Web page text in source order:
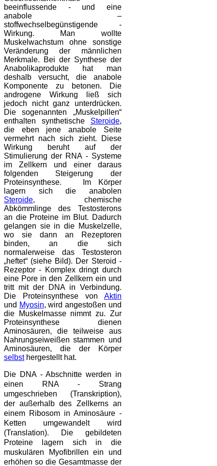
beeinflussende - und eine
anabole –
stoffwechselbegünstigende -
Wirkung. Man wollte
Muskelwachstum ohne sonstige
Veränderung der männlichen
Merkmale. Bei der Synthese der
Anabolikaprodukte hat man
deshalb versucht, die anabole
Komponente zu betonen. Die
androgene Wirkung ließ sich
jedoch nicht ganz unterdrücken.
Die sogenannten „Muskelpillen“
enthalten synthetische Steroide,
die eben jene anabole Seite
vermehrt nach sich zieht. Diese
Wirkung beruht auf der
Stimulierung der RNA - Systeme
im Zellkern und einer daraus
folgenden Steigerung der
Proteinsynthese. Im Körper
lagern sich die anabolen
Steroide, chemische
Abkömmlinge des Testosterons
an die Proteine im Blut. Dadurch
gelangen sie in die Muskelzelle,
wo sie dann an Rezeptoren
binden, an die sich
normalerweise das Testosteron
„heftet“ (siehe Bild). Der Steroid -
Rezeptor - Komplex dringt durch
eine Pore in den Zellkern ein und
tritt mit der DNA in Verbindung.
Die Proteinsynthese von Aktin
und Myosin, wird angestoßen und
die Muskelmasse nimmt zu. Zur
Proteinsynthese dienen
Aminosäuren, die teilweise aus
Nahrungseiweißen stammen und
Aminosäuren, die der Körper
selbsthergestellt hat.
Die DNA - Abschnitte werden in
einen RNA - Strang
umgeschrieben (Transkription),
der außerhalb des Zellkerns an
einem Ribosom in Aminosäure -
Ketten umgewandelt wird
(Translation). Die gebildeten
Proteine lagern sich in die
muskulären Myofibrillen ein und
erhöhen so die Gesamtmasse der